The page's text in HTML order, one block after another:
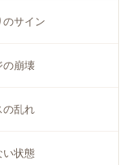
のサイン
の崩壊
の乱れ
い状態